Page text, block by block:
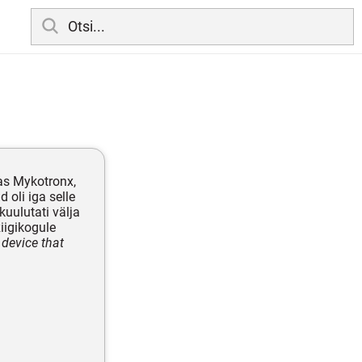
Mykotronx,
oli iga selle
välja
that